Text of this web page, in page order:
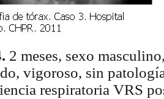
2 meses, sexo
vigoroso, sin
respiratoria VRS